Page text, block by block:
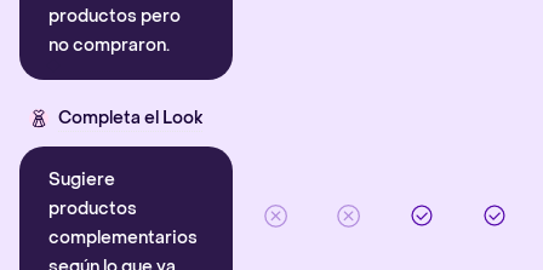
productos pero
no compraron.
Completa el Look
Sugiere
productos
complementarios